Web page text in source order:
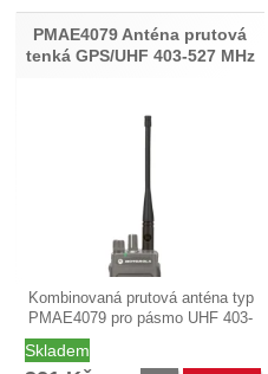
PMAE4079 Anténa prutová
tenká GPS/UHF 403-527 MHz
Kombinovaná prutová anténa typ
PMAE4079 pro pásmo UHF 403-
Skladem